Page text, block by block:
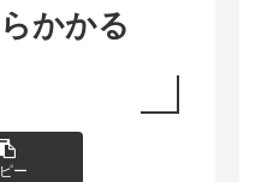
かかる
ー